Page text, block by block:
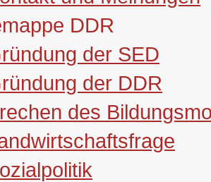
DDR
der SED
der DDR
des